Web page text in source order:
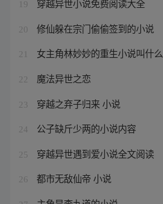
19 穿越异世小说免费阅读大全
20 修仙躲在宗门偷偷签到的小说
21 女主角林妙妙的重生小说叫什么
22 魔法异世之恋
23 穿越之弃子归来 小说
24 公子缺斤少两的小说内容
25 穿越异世遇到爱小说全文阅读
26 都市无敌仙帝 小说